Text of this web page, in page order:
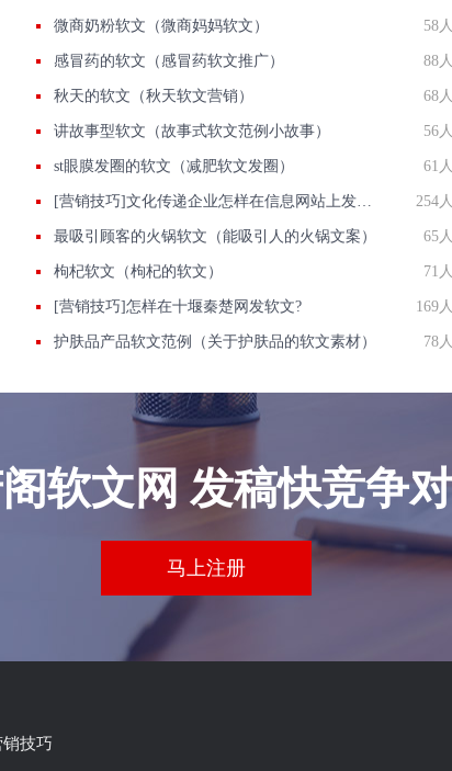
微商奶粉软文（微商妈妈软文） 58
感冒药的软文（感冒药软文推广） 88
秋天的软文（秋天软文营销） 68
讲故事型软文（故事式软文范例小故事） 56
st眼膜发圈的软文（减肥软文发圈） 61
[营销技巧]文化传递企业怎样在信息网站上发广告做推广提高产品知名度呢 254
最吸引顾客的火锅软文（能吸引人的火锅文案） 65
枸杞软文（枸杞的软文） 71
[营销技巧]怎样在十堰秦楚网发软文? 169
护肤品产品软文范例（关于护肤品的软文素材） 78
软文网 发稿快竞争
马上注册
销技巧